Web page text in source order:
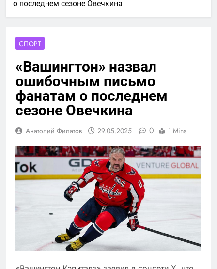
о последнем сезоне Овечкина
СПОРТ
«Вашингтон» назвал
ошибочным письмо
фанатам о последнем
сезоне Овечкина
Анатолий Филатов 29.05.2025 0 1 Mins